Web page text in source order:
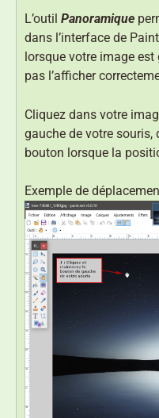
L’outil Panoramique
dans l’interface de
lorsque votre image
pas l’afficher
Cliquez dans votre
gauche de votre souris,
bouton lorsque la
Exemple de